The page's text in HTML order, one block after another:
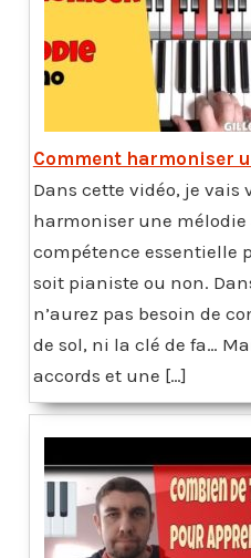
Comment harmoniser
Dans cette vidéo, je
harmoniser une mélodie
compétence essentielle
soit pianiste ou non.
n’aurez pas besoin de
de sol, ni la clé de fa…
accords et une […]